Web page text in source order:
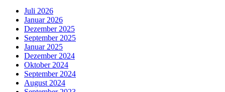
Juli 2026
Januar 2026
Dezember 2025
September 2025
Januar 2025
Dezember 2024
Oktober 2024
September 2024
August 2024